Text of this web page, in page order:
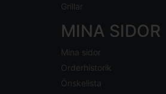
Grillar
MINA SIDOR
Mina sidor
Orderhistorik
Önskelista